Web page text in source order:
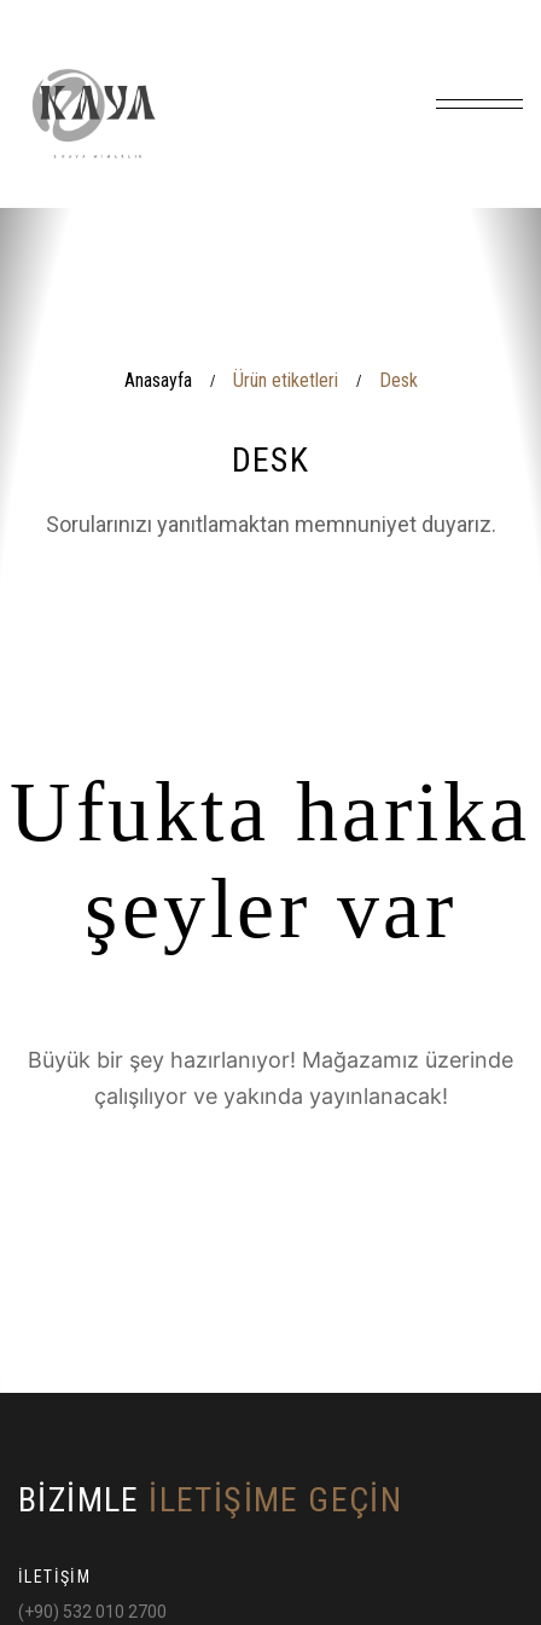
Anasayfa / Ürün etiketleri / Desk
DESK
Sorularınızı yanıtlamaktan memnuniyet duyarız.
Ufukta harika
şeyler var
Büyük bir şey hazırlanıyor! Mağazamız üzerinde
çalışılıyor ve yakında yayınlanacak!
BİZİMLE İLETİŞİME GEÇİN
İLETİŞİM
(+90) 532 010 2700